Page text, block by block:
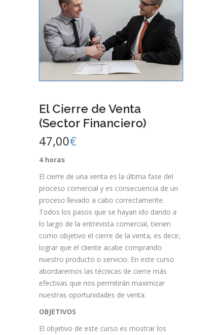
El Cierre de Venta
(Sector Financiero)
47,00€
4 horas
El cierre de una venta es la última fase del
proceso comercial y es consecuencia de un
proceso llevado a cabo correctamente.
Todos los pasos que se hayan ido dando a
lo largo de la entrevista comercial, tienen
como objetivo el cierre de la venta, es decir,
lograr que el cliente acabe comprando
nuestro producto o servicio. En este curso
abordaremos las técnicas de cierre más
efectivas que nos permitirán maximizar
nuestras oportunidades de venta.
OBJETIVOS
El objetivo de este curso es mostrar los